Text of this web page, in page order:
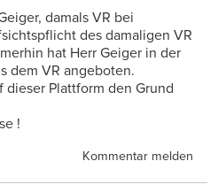
damals VR bei
des damaligen VR
hat Herr Geiger in der
dem VR angeboten.
Plattform den Grund
!
Kommentar melden